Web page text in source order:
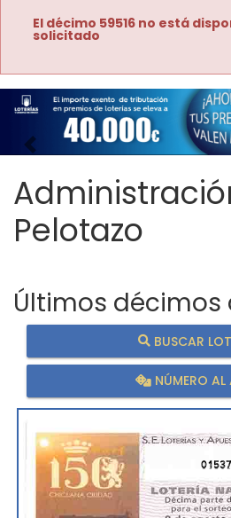
El décimo 59516 no está
solicitado
Imagen anterior
Pelotazo
Últimos décimos
BUSCAR
NÚMERO AL
01537